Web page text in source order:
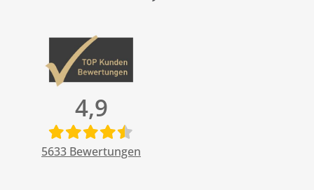
4,9
5633 Bewertungen